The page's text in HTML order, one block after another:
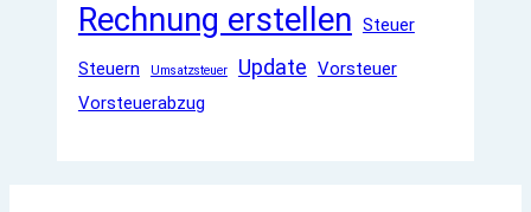
Rechnung erstellen Steuer
Steuern Umsatzsteuer Update Vorsteuer
Vorsteuerabzug